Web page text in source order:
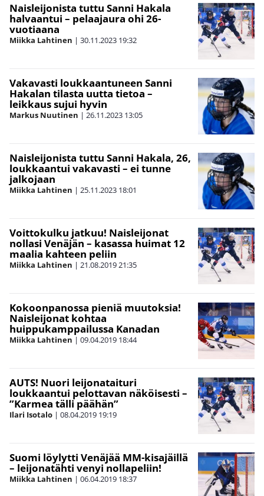
Naisleijonista tuttu Sanni Hakala
halvaantui – pelaajaura ohi 26-
vuotiaana
Miikka Lahtinen | 30.11.2023 19:32
Vakavasti loukkaantuneen Sanni
Hakalan tilasta uutta tietoa –
leikkaus sujui hyvin
Markus Nuutinen | 26.11.2023 13:05
Naisleijonista tuttu Sanni Hakala, 26,
loukkaantui vakavasti – ei tunne
jalkojaan
Miikka Lahtinen | 25.11.2023 18:01
Voittokulku jatkuu! Naisleijonat
nollasi Venäjän – kasassa huimat 12
maalia kahteen peliin
Miikka Lahtinen | 21.08.201921:35
Kokoonpanossa pieniä muutoksia!
Naisleijonat kohtaa
huippukamppailussa Kanadan
Miikka Lahtinen | 09.04.2019 18:44
AUTS! Nuori leijonataituri
loukkaantui pelottavan näköisesti –
”Karmea tälli päähän”
Ilari Isotalo | 08.04.2019 19:19
Suomi löylytti Venäjää MM-kisajäillä
– leijonatähti venyi nollapeliin!
Miikka Lahtinen | 06.04.2019 18:37